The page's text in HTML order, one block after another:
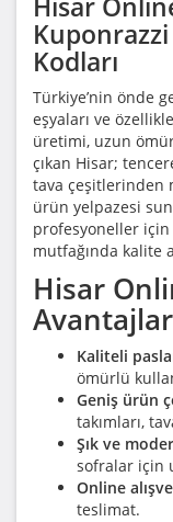
Kodları
Türkiye’nin önde
eşyaları ve
üretimi, uzun
çıkan Hisar;
tava çeşitlerinden
ürün yelpazesi
profesyoneller
mutfağında kalite
Hisar
Kaliteli
ömürlü
Geniş ürün
takımları,
Şık ve
sofralar için
Online
teslimat.